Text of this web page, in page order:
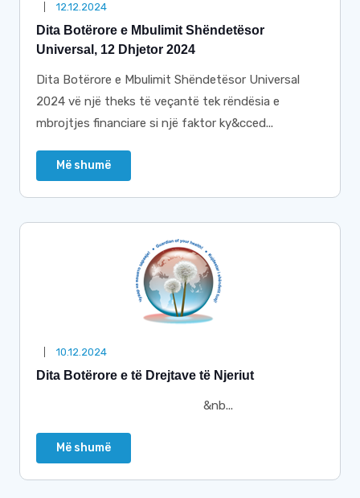
12.12.2024
Dita Botërore e Mbulimit Shëndetësor
Universal, 12 Dhjetor 2024
Dita Botërore e Mbulimit Shëndetësor Universal
2024 vë një theks të veçantë tek rëndësia e
mbrojtjes financiare si një faktor ky&cced...
Më shumë
10.12.2024
Dita Botërore e të Drejtave të Njeriut
&nb...
Më shumë